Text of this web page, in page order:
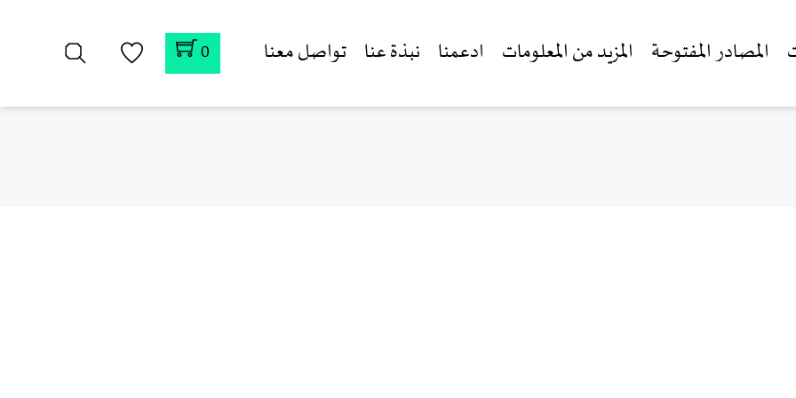
المصادر المفتوحة المزيد من المعلومات ادعمنا نبذة عنا تواصل معنا 0